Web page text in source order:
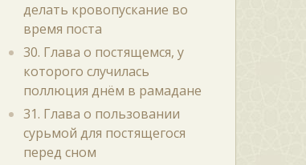
делать кровопускание во
время поста
30. Глава о постящемся, у
которого случилась
поллюция днём в рамадане
31. Глава о пользовании
сурьмой для постящегося
перед сном